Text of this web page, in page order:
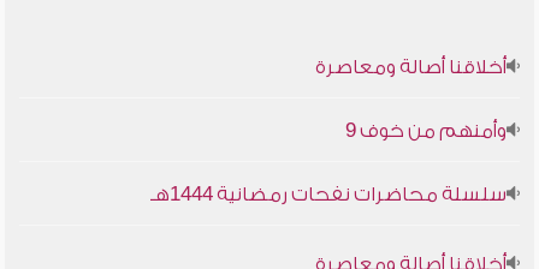
أخلاقنا أصالة ومعاصرة
وأمنهم من خوف 9
سلسلة محاضرات نفحات رمضانية 1444هـ
أخلاقنا أصالة ومعاصرة